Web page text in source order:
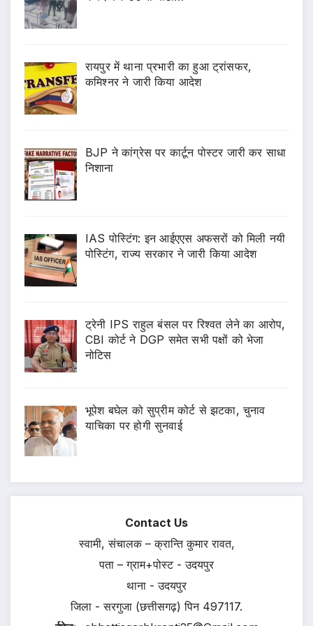
रायपुर में थाना प्रभारी का हुआ ट्रांसफर,
कमिश्नर ने जारी किया आदेश
BJP ने कांग्रेस पर कार्टून पोस्टर जारी कर साधा
निशाना
IAS पोस्टिंग: इन आईएएस अफसरों को मिली नयी
पोस्टिंग, राज्य सरकार ने जारी किया आदेश
ट्रेनी IPS राहुल बंसल पर रिश्वत लेने का आरोप,
CBI कोर्ट ने DGP समेत सभी पक्षों को भेजा
नोटिस
भूपेश बघेल को सुप्रीम कोर्ट से झटका, चुनाव
याचिका पर होगी सुनवाई
Contact Us
स्वामी, संचालक – क्रान्ति कुमार रावत,
पता – ग्राम+पोस्ट - उदयपुर
थाना - उदयपुर
जिला - सरगुजा (छत्तीसगढ़) पिन 497117.